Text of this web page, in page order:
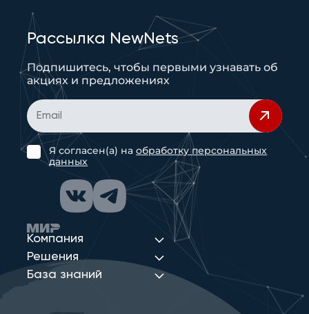
Компания
Решения
База знаний
Рассылка NewNets
Подпишитесь, чтобы первыми узнавать об
акциях и предложениях
Я согласен(а) наобработку персональных
данных